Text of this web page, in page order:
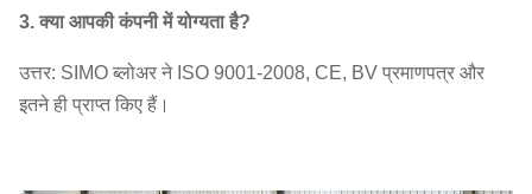
3. क्या आपकी कंपनी में योग्यता है?
उत्तर: SIMO ब्लोअर ने ISO 9001-2008, CE, BV प्रमाणपत्र और
इतने ही प्राप्त किए हैं।